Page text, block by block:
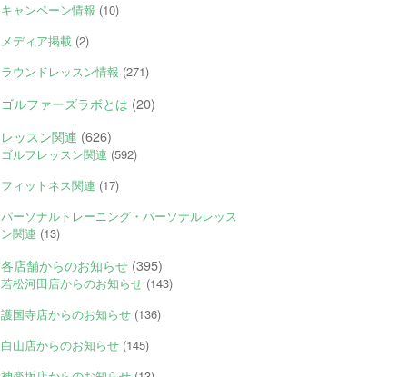
キャンペーン情報 (10)
メディア掲載 (2)
ラウンドレッスン情報 (271)
ゴルファーズラボとは (20)
レッスン関連 (626)
ゴルフレッスン関連 (592)
フィットネス関連 (17)
パーソナルトレーニング・パーソナルレッス
ン関連 (13)
各店舗からのお知らせ (395)
若松河田店からのお知らせ (143)
護国寺店からのお知らせ (136)
白山店からのお知らせ (145)